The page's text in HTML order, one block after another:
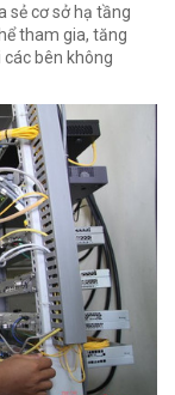
sẻ cơ sở hạ tầng
tham gia, tăng
các bên không